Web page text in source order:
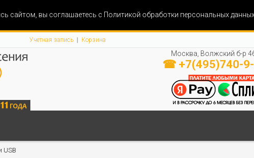
сайтом, вы соглашаетесь с Политикой обработки персональных
Учетная запись Корзина
Москва, Волжский б-р
☎ +7(495)740-
USB